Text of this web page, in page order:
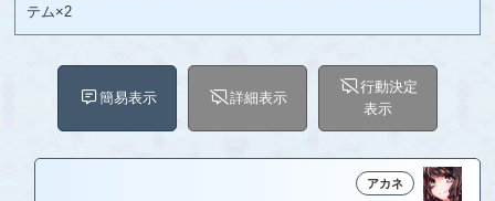
テム×2
簡易表示 詳細表示
行動決定
表示
アカネ